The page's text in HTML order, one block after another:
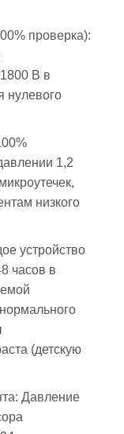
проверка):
В в
нулевого
1,2
низкого
устройство
часов в
(детскую
Давление